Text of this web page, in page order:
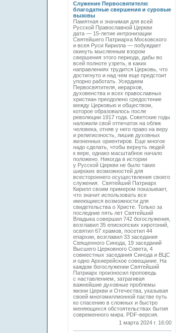
Служение Первосвятителя:
благодатные свершения и суровые
вызовы
Памятная и значимая для всей
Русской Православной Церкви
дата — 15-летие интронизации
Святейшего Патриарха Московского
и всея Руси Кирилла — побуждает
окинуть мысленным взором
свершения этого периода, дабы во
всей полноте узреть, в каких
направлениях трудится Церковь, что
достигнуто и над чем еще предстоит
упорно работать. Усердием
Первосвятителя, иерархов,
духовенства и всех православных
христиан преодолено средостение
между Церковью и обществом,
которое образовалось после
революции 1917 года. Советские годы
наложили свой отпечаток на облик
человека, отняв у него право на веру
и религиозность, лишив духовных
жизненных ориентиров. Еще многое
надо сделать, чтобы вернуть людей
к вере, однако масштабное начало
положено. Никогда в истории
у Русской Церкви не было таких
широких возможностей для
всестороннего осуществления своего
служения. Святейший Патриарх
Кирилл своим примером показывает,
что значит использовать все
имеющиеся возможности для
свидетельства о Христе. Только за
последние пять лет Святейший
Владыка совершил 742 богослужения,
возглавил 35 епископских хиротоний,
освятил 67 храмов, посетил 44
епархии, возглавил 33 заседания
Священного Синода, 19 заседаний
Высшего Церковного Совета, 4
совместных заседания Синода и ВЦС
и одно Архиерейское совещание. На
каждом богослужении Святейший
Патриарх произносил проповедь
с наставлением, затрагивая
важнейшие духовные проблемы
жизни Церкви и Отечества, указывая
своей многомиллионной пастве путь
ко спасению в сложных и быстро
меняющихся обстоятельствах бытия
современного мира. PDF-версия.
1 марта 2024 г. 16:00